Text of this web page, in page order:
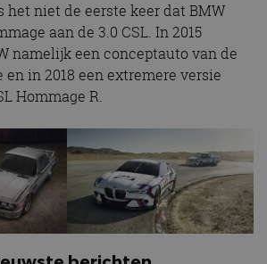
het niet de eerste keer dat BMW
aan de 3.0 CSL. In 2015
namelijk een conceptauto van de
en in 2018 een extremere versie
Hommage R.